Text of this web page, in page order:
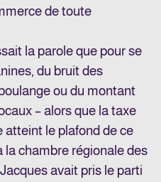
de toute
la parole que pour se
du bruit des
ou du montant
– alors que la taxe
atteint le plafond de ce
la chambre régionale des
avait pris le parti